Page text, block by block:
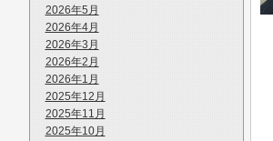
2026年5月
2026年4月
2026年3月
2026年2月
2026年1月
2025年12月
2025年11月
2025年10月